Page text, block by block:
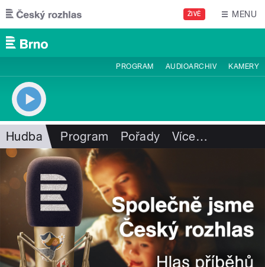
Přejít k hlavnímu obsahu
ŽIVĚ MENU
PROGRAM AUDIOARCHIV KAMERY
Hudba Program Pořady Více…